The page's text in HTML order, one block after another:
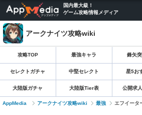
国内最大級！
ゲーム攻略情報メディア
アークナイツ攻略wiki
攻略TOP 最強キャラ 鋒矢
セレクトガチャ 中堅セレクト 星5お
大陸版ガチャ 大陸版Tier表 公開求
AppMedia アークナイツ攻略wiki 最強 エフイータ